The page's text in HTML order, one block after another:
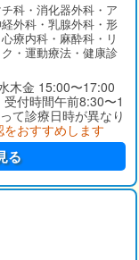
科・消化器外科・ア
外科・乳腺外科・形
療内科・麻酔科・リ
・運動療法・健康診
木金 15:00〜17:00
付時間午前8:30〜1
て診療日時が異なり
おすすめします
る